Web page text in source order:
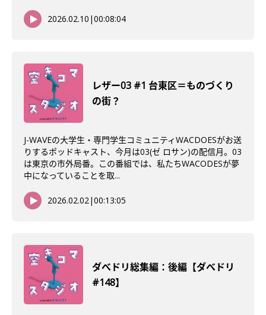
2026.02.10 |00:08:04
レザー03 #1 台東区＝ものづくり
の街？
J-WAVEの大学生・専門学生コミュニティWACDOESがお送
りするポッドキャスト、今月は03(ゼ ロサン)の配信月。03
は東京の市外局番。この番組では、私たちWACODESが夢
中になっていることを取...
2026.02.02|00:13:05
ダべドリ総集編：後編【ダべドリ
#148】